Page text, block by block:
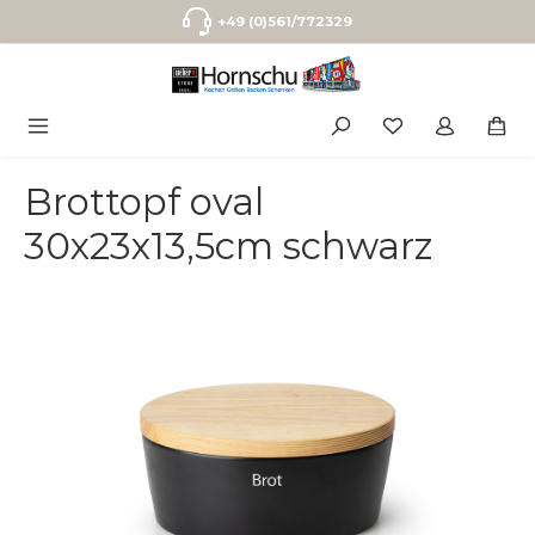
Zum Hauptinhalt springen+49 (0)561/772329
Brottopf oval
30x23x13,5cm schwarz